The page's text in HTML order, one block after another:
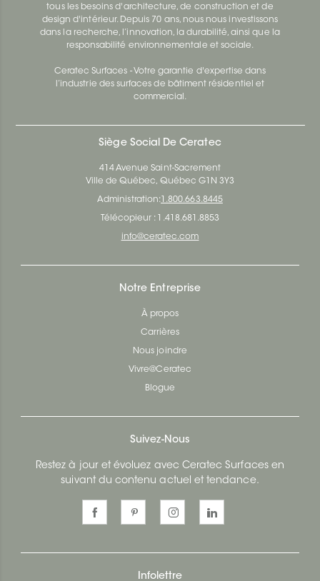
tous les besoins d'architecture, de construction et de
design d'intérieur. Depuis 70 ans, nous nous investissons
dans la recherche, l’innovation, la durabilité, ainsi que la
responsabilité environnementale et sociale.
Ceratec Surfaces - Votre garantie d'expertise dans
l’industrie des surfaces de bâtiment résidentiel et
commercial.
Siège Social De Ceratec
414 Avenue Saint-Sacrement
Ville de Québec, Québec G1N 3Y3
Administration: 1.800.663.8445
Télécopieur : 1.418.681.8853
info@ceratec.com
Notre Entreprise
À propos
Carrières
Nous joindre
Vivre@Ceratec
Blogue
Suivez-Nous
Restez à jour et évoluez avec Ceratec Surfaces en
suivant du contenu actuel et tendance.
Infolettre